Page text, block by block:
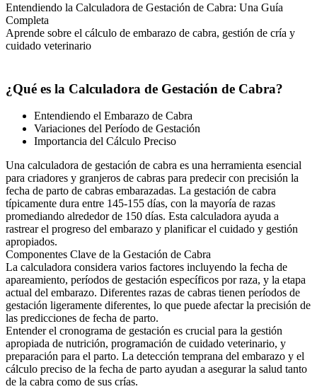
Entendiendo la Calculadora de Gestación de Cabra: Una Guía
Completa
Aprende sobre el cálculo de embarazo de cabra, gestión de cría y
cuidado veterinario
¿Qué es la Calculadora de Gestación de Cabra?
Entendiendo el Embarazo de Cabra
Variaciones del Período de Gestación
Importancia del Cálculo Preciso
Una calculadora de gestación de cabra es una herramienta esencial
para criadores y granjeros de cabras para predecir con precisión la
fecha de parto de cabras embarazadas. La gestación de cabra
típicamente dura entre 145-155 días, con la mayoría de razas
promediando alrededor de 150 días. Esta calculadora ayuda a
rastrear el progreso del embarazo y planificar el cuidado y gestión
apropiados.
Componentes Clave de la Gestación de Cabra
La calculadora considera varios factores incluyendo la fecha de
apareamiento, períodos de gestación específicos por raza, y la etapa
actual del embarazo. Diferentes razas de cabras tienen períodos de
gestación ligeramente diferentes, lo que puede afectar la precisión de
las predicciones de fecha de parto.
Entender el cronograma de gestación es crucial para la gestión
apropiada de nutrición, programación de cuidado veterinario, y
preparación para el parto. La detección temprana del embarazo y el
cálculo preciso de la fecha de parto ayudan a asegurar la salud tanto
de la cabra como de sus crías.